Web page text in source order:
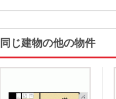
同じ建物の他の物件